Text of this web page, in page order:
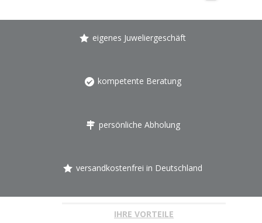
eigenes Juweliergeschäft
kompetente Beratung
persönliche Abholung
versandkostenfrei in Deutschland
IHRE VORTEILE